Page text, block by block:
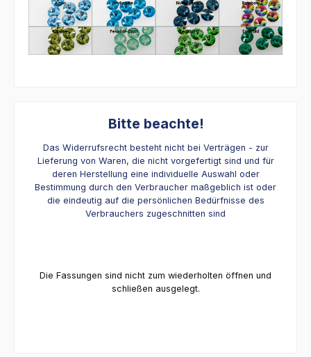
Bitte beachte!
Das Widerrufsrecht besteht nicht bei Verträgen - zur
Lieferung von Waren, die nicht vorgefertigt sind und für
deren Herstellung eine individuelle Auswahl oder
Bestimmung durch den Verbraucher maßgeblich ist oder
die eindeutig auf die persönlichen Bedürfnisse des
Verbrauchers zugeschnitten sind
Die Fassungen sind nicht zum wiederholten öffnen und
schließen ausgelegt.